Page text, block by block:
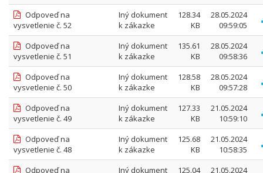
Odpoveď na
vysvetlenie č. 52
Iný dokument
k zákazke
128.34
KB
28.05.2024
09:59:05
Odpoveď na
vysvetlenie č. 51
Iný dokument
k zákazke
135.61
KB
28.05.2024
09:58:36
Odpoveď na
vysvetlenie č. 50
Iný dokument
k zákazke
128.58
KB
28.05.2024
09:57:28
Odpoveď na
vysvetlenie č. 49
Iný dokument
k zákazke
127.33
KB
21.05.2024
10:59:10
Odpoveď na
vysvetlenie č. 48
Iný dokument
k zákazke
125.68
KB
21.05.2024
10:58:35
Odpoveď na
Iný dokument 125.04 21.05.2024